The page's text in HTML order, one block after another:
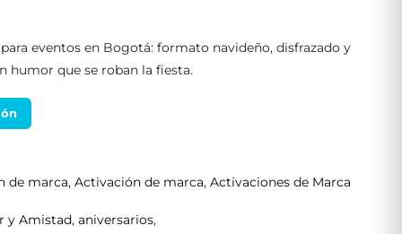
eventos en Bogotá: formato navideño, disfrazado y
humor que se roban la fiesta.
de marca,Activación de marca,Activaciones de Marca
y Amistad,aniversarios,